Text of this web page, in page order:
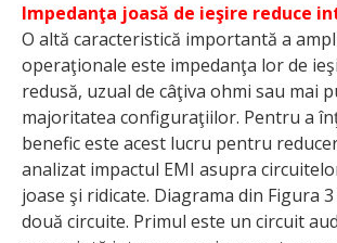
Impedanţa joasă de ieşire reduce
O altă caracteristică importantă a
operaţionale este impedanţa lor de
redusă, uzual de câţiva ohmi sau mai
majoritatea configuraţiilor. Pentru a
benefic este acest lucru pentru
analizat impactul EMI asupra
joase şi ridicate. Diagrama din Figura
două circuite. Primul este un circuit